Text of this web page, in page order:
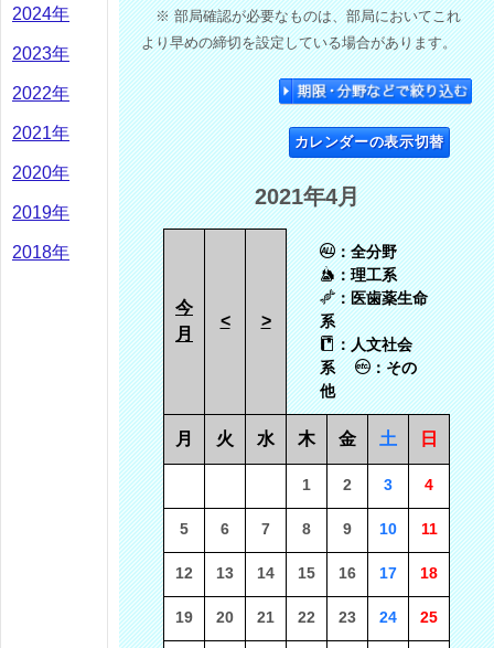
2024年
2023年
2022年
2021年
2020年
2019年
2018年
※ 部局確認が必要なものは、部局においてこれ
より早めの締切を設定している場合があります。
カレンダーの表示切替
2021年4月
今
月
< >
：全分野
：理工系
：医歯薬生命
系
：人文社会
系
：その
他
月 火 水 木 金 土 日
1 2 3 4
5 6 7 8 9 10 11
12 13 14 15 16 17 18
19 20 21 22 23 24 25